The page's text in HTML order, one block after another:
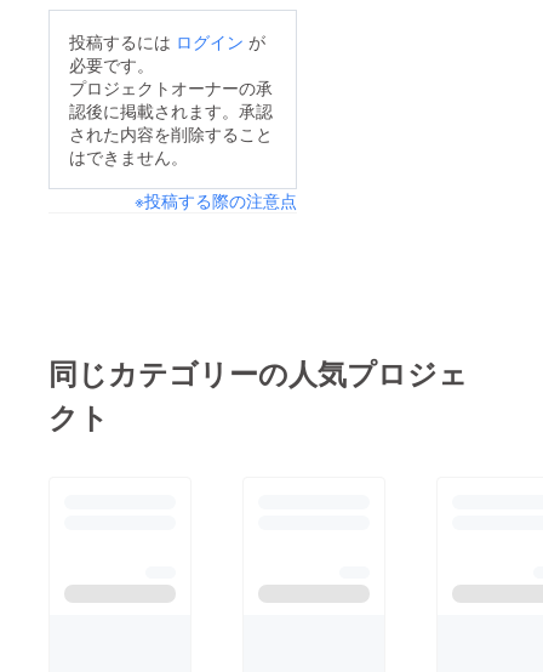
投稿するには ログイン が
必要です。
プロジェクトオーナーの承
認後に掲載されます。承認
された内容を削除すること
はできません。
※投稿する際の注意点
同じカテゴリーの人気プロジェ
クト